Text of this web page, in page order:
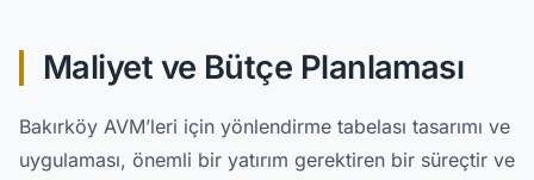
Maliyet ve Bütçe Planlaması
Bakırköy AVM’leri için yönlendirme tabelası tasarımı ve
uygulaması, önemli bir yatırım gerektiren bir süreçtir ve